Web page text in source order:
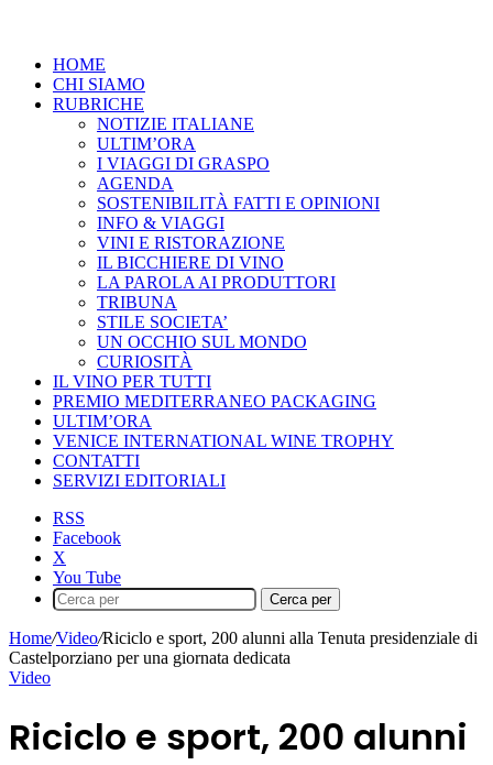
HOME
CHI SIAMO
RUBRICHE
NOTIZIE ITALIANE
ULTIM’ORA
I VIAGGI DI GRASPO
AGENDA
SOSTENIBILITÀ FATTI E OPINIONI
INFO & VIAGGI
VINI E RISTORAZIONE
IL BICCHIERE DI VINO
LA PAROLA AI PRODUTTORI
TRIBUNA
STILE SOCIETA’
UN OCCHIO SUL MONDO
CURIOSITÀ
IL VINO PER TUTTI
PREMIO MEDITERRANEO PACKAGING
ULTIM’ORA
VENICE INTERNATIONAL WINE TROPHY
CONTATTI
SERVIZI EDITORIALI
RSS
Facebook
X
You Tube
Cerca per
Home/Video/Riciclo e sport, 200 alunni alla Tenuta presidenziale di
Castelporziano per una giornata dedicata
Video
Riciclo e sport, 200 alunni